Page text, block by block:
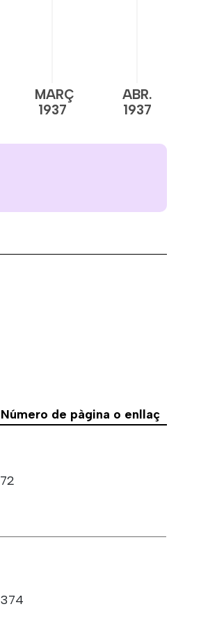
MARÇ
1937
ABR.
1937
Número de pàgina o enllaç
72
374